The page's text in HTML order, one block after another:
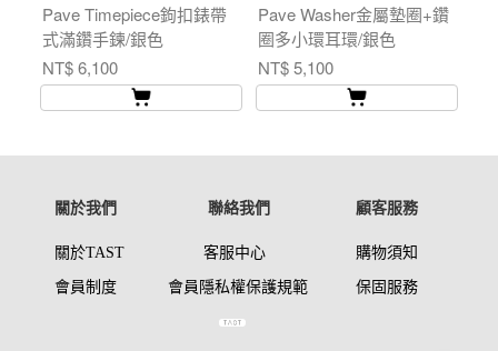
Pave Timepiece鉤扣錶帶
式滿鑽手鍊/銀色
NT$ 6,100
Pave Washer金屬墊圈+鑽
圈多小環耳環/銀色
NT$ 5,100
關於我們 聯絡我們 顧客服務
關於TAST 客服中心 購物須知
會員制度 會員 隱私權保護規範 保固服務